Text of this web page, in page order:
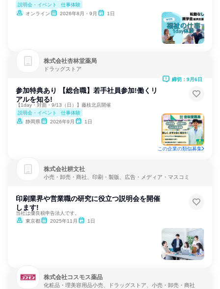
説明会・イベント
仕事体験
オンライン
2026年8月・9月 1日
株式会社杏林堂薬局
ドラッグストア
参加特典あり 【総合職】若手社員参加!働くリ
アルを知る!
【1day・対面・9/13（日）】藤枝北店開催
説明会・イベント
仕事体験
静岡県
2026年9月 1日
締切：9月6日
この企業の類似募集
株式会社耕文社
小売・卸売・商社、印刷・製版、広告・メディア・マスコミ
印刷業界や営業職の研究に役立つ説明会を開催
します!
当社は優良税申告法人です。
東京都
2025年11月 1日
株式会社コスモス薬品
化粧品・理美容用品小売、ドラッグストア、小売・卸売・商社